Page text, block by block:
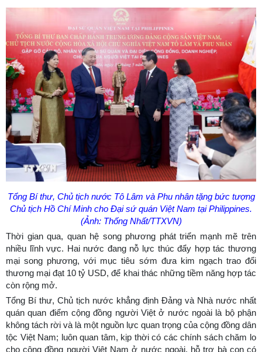
Tổng Bí thư, Chủ tịch nước Tô Lâm và Phu nhân tặng bức tượng
Chủ tịch Hồ Chí Minh cho Đại sứ quán Việt Nam tại Philippines.
(Ảnh: Thống Nhất/TTXVN)
Thời gian qua, quan hệ song phương phát triển mạnh mẽ trên
nhiều lĩnh vực. Hai nước đang nỗ lực thúc đẩy hợp tác thương
mại song phương, với mục tiêu sớm đưa kim ngạch trao đổi
thương mại đạt 10 tỷ USD, để khai thác những tiềm năng hợp tác
còn rộng mở.
Tổng Bí thư, Chủ tịch nước khẳng định Đảng và Nhà nước nhất
quán quan điểm cộng đồng người Việt ở nước ngoài là bộ phận
không tách rời và là một nguồn lực quan trọng của cộng đồng dân
tộc Việt Nam; luôn quan tâm, kịp thời có các chính sách chăm lo
cho cộng đồng người Việt Nam ở nước ngoài, hỗ trợ bà con có